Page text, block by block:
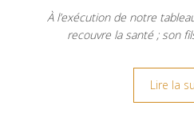
À l’exécution de notre
recouvre la santé ; son
Lire la